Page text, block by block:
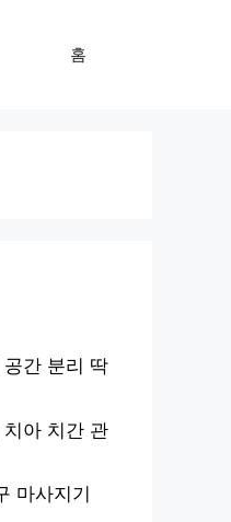
홈
간 분리 딱
아 치간 관
마사지기